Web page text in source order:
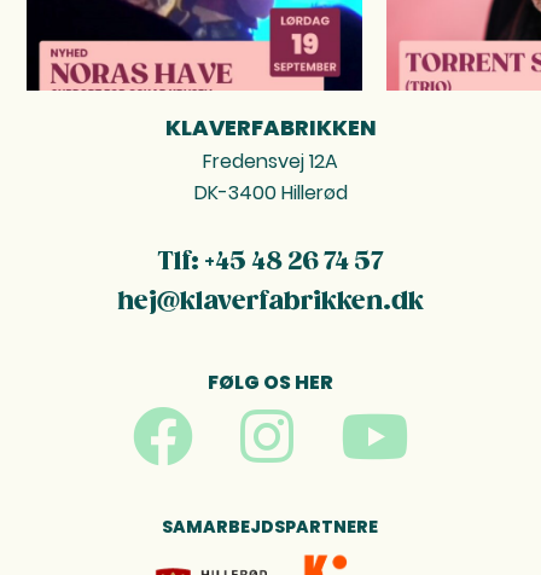
KLAVERFABRIKKEN
Fredensvej 12A
DK-3400 Hillerød
Tlf: +45 48 26 74 57
hej@klaverfabrikken.dk
FØLG OS HER
SAMARBEJDSPARTNERE